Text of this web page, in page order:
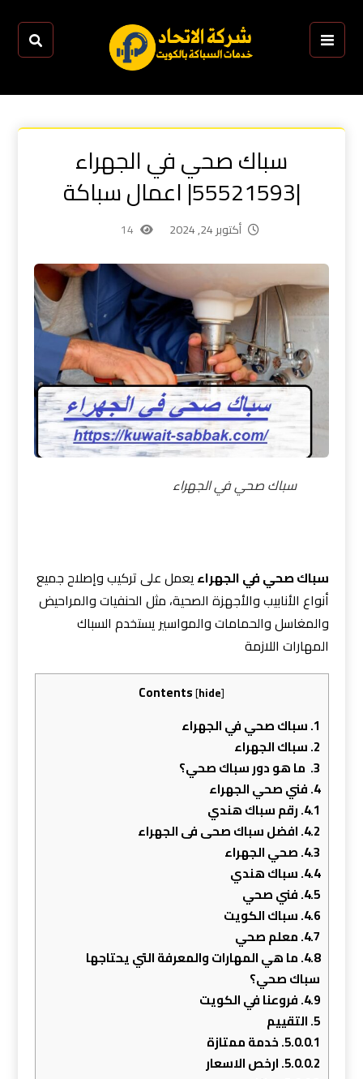
سباك صحي في الجهراء
|55521593| اعمال سباكة
أكتوبر 24, 2024 14
سباك صحي في الجهراء
سباك صحي في الجهراءيعمل على تركيب وإصلاح جميع
أنواع الأنابيب والأجهزة الصحية، مثل الحنفيات والمراحيض
والمغاسل والحمامات والمواسير يستخدم السباك
المهارات اللازمة
Contents[hide]
1. سباك صحي في الجهراء
2. سباك الجهراء
3. ما هو دور سباك صحي؟
4. فني صحي الجهراء
4.1. رﻗﻢ ﺳﺒﺎك ﻫﻨﺪي
4.2. افضل سباك صحى فى الجهراء
4.3. صحي الجهراء
4.4. سباك هندي
4.5. فني صحي
4.6. سباك الكويت
4.7. معلم صحي
4.8. ما هي المهارات والمعرفة التي يحتاجها
سباك صحي؟
4.9. فروعنا في الكويت
5. التقييم
5.0.0.1. خدمة ممتازة
5.0.0.2. ارخص الاسعار